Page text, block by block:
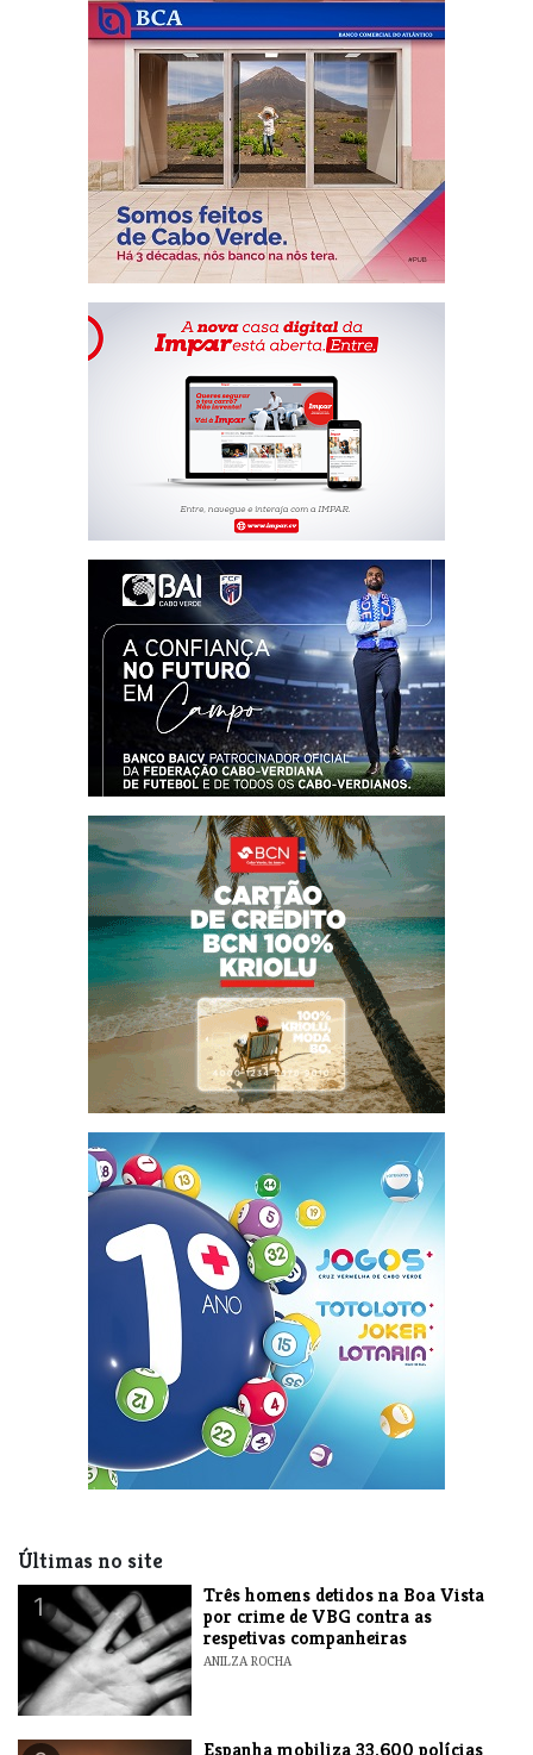
Últimas no site
1
Três homens detidos na Boa Vista
por crime de VBG contra as
respetivas companheiras
ANILZA ROCHA
Espanha mobiliza 33.600 polícias